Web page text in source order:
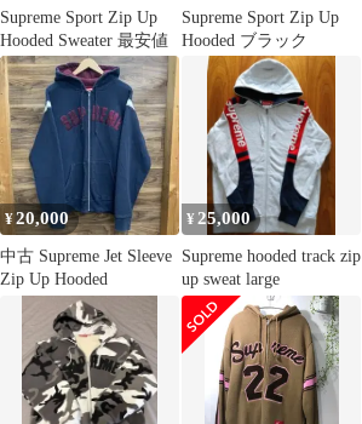
Supreme Sport Zip Up
Hooded Sweater 最安値
Supreme Sport Zip Up
Hooded ブラック
¥20,000
中古 Supreme Jet Sleeve
Zip Up Hooded
¥25,000
Supreme hooded track zip
up sweat large